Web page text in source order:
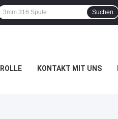
Suchen
KONTAKT MIT UNS